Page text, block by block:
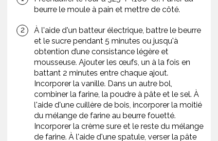
beurre le moule à pain et mettre de côté.
À l'aide d'un batteur électrique, battre le beurre
et le sucre pendant 5 minutes ou jusqu'à
obtention d’une consistance légère et
mousseuse. Ajouter les œufs, un à la fois en
battant 2 minutes entre chaque ajout.
Incorporer la vanille. Dans un autre bol,
combiner la farine, la poudre à pâte et le sel. À
l'aide d'une cuillère de bois, incorporer la moitié
du mélange de farine au beurre fouetté.
Incorporer la crème sure et le reste du mélange
de farine. À l'aide d'une spatule, verser la pâte